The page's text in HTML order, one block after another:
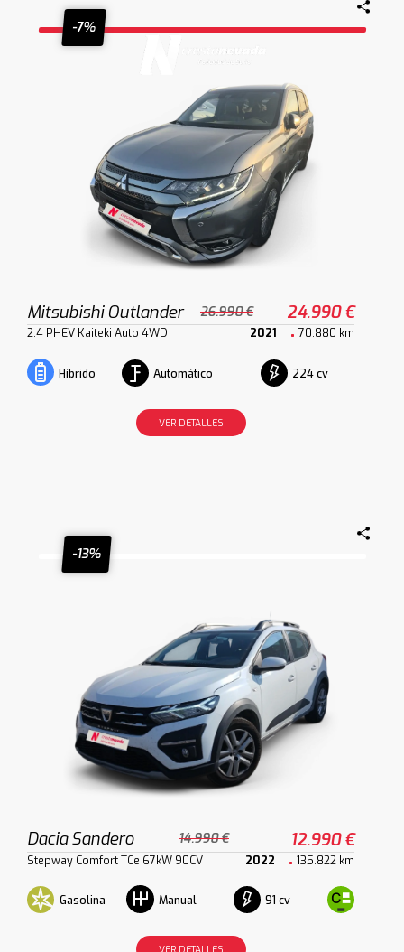
-7%
Mitsubishi Outlander 26.990 € 24.990 €
2.4 PHEV Kaiteki Auto 4WD 2021 70.880 km
Híbrido Automático 224 cv
VER DETALLES
-13%
Dacia Sandero 14.990 € 12.990 €
Stepway Comfort TCe 67kW 90CV 2022 135.822 km
Gasolina Manual 91 cv
VER DETALLES